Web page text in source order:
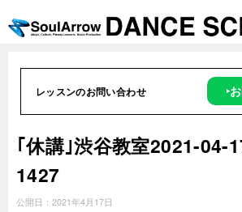
レッスンのお問い合わせ ‣
｢休講｣渋谷教室2021-04-
1427
公開日： 2021年4月17日